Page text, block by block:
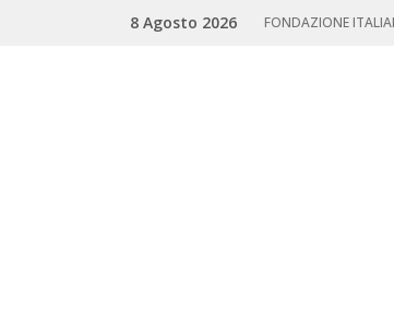
Search
8 Agosto 2026 FONDAZIONE